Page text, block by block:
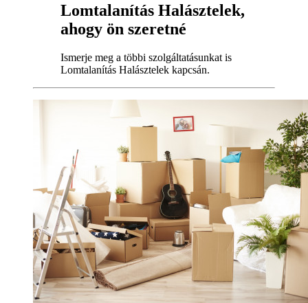
Lomtalanítás Halásztelek,
ahogy ön szeretné
Ismerje meg a többi szolgáltatásunkat is
Lomtalanítás Halásztelek kapcsán.